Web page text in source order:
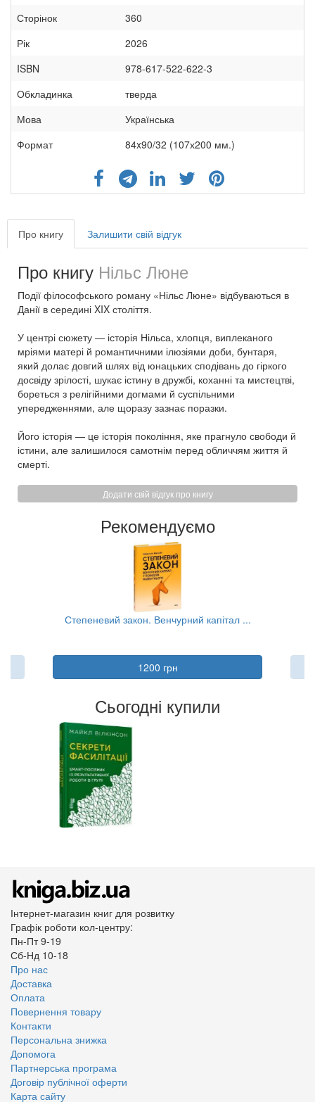
Сторінок
360
Рік
2026
ISBN
978-617-522-622-3
Обкладинка
тверда
Мова
Українська
Формат
84x90/32 (107х200 мм.)
Про книгу Залишити свій відгук
Про книгу Нільс Люне
Події філософського роману «Нільс Люне» відбуваються в
Данії в середині XIX століття.
У центрі сюжету — історія Нільса, хлопця, виплеканого
мріями матері й романтичними ілюзіями доби, бунтаря,
який долає довгий шлях від юнацьких сподівань до гіркого
досвіду зрілості, шукає істину в дружбі, коханні та мистецтві,
бореться з релігійними догмами й суспільними
упередженнями, але щоразу зазнає поразки.
Його історія — це історія покоління, яке прагнуло свободи й
істини, але залишилося самотнім перед обличчям життя й
смерті.
Додати свій відгук про книгу
Рекомендуємо
Степеневий закон. Венчурний капітал ...
1200 грн
Сьогодні купили
Інтернет-магазин книг для розвитку
Графік роботи кол-центру:
Пн-Пт 9-19
Сб-Нд 10-18
Про нас
Доставка
Оплата
Повернення товару
Контакти
Персональна знижка
Допомога
Партнерська програма
Договір публічної оферти
Карта сайту